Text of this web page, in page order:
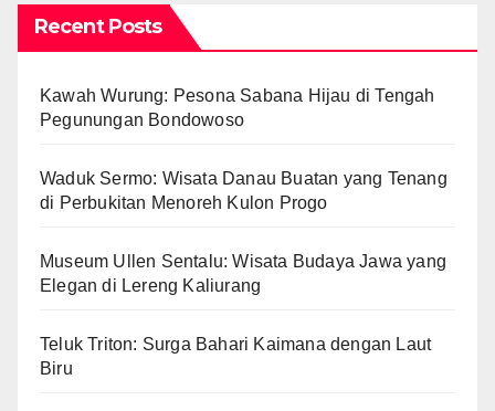
Recent Posts
Kawah Wurung: Pesona Sabana Hijau di Tengah
Pegunungan Bondowoso
Waduk Sermo: Wisata Danau Buatan yang Tenang
di Perbukitan Menoreh Kulon Progo
Museum Ullen Sentalu: Wisata Budaya Jawa yang
Elegan di Lereng Kaliurang
Teluk Triton: Surga Bahari Kaimana dengan Laut
Biru